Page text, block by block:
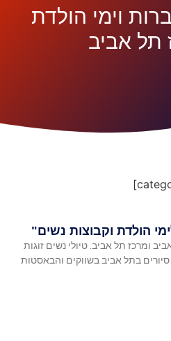
וימי הולדת
תל אביב
הולדת וקבוצות נשים"
ומרכז תל אביב. טיולי נשים זוגות
סיורים בתל אביב בשווקים והבאסטות